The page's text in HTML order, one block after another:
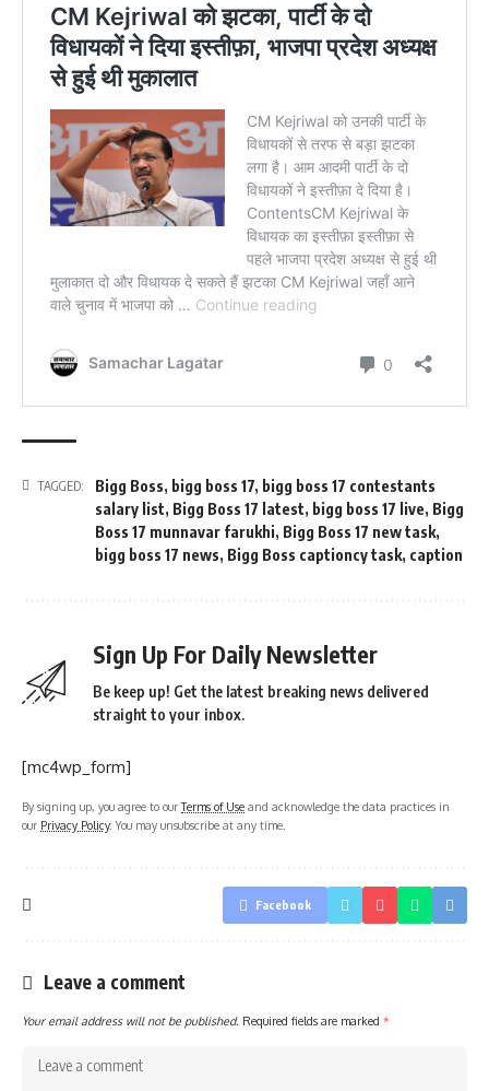
TAGGED: Bigg Boss, bigg boss 17, bigg boss 17 contestants
salary list, Bigg Boss 17 latest, bigg boss 17 live, Bigg
Boss 17 munnavar farukhi, Bigg Boss 17 new task,
bigg boss 17 news, Bigg Boss captioncy task, caption
Sign Up For Daily Newsletter
Be keep up! Get the latest breaking news delivered
straight to your inbox.
[mc4wp_form]
By signing up, you agree to ourTerms of Use and acknowledge the data practices in
our Privacy Policy. You may unsubscribe at any time.
Facebook
Leave a comment
Your email address will not be published. Required fields are marked *